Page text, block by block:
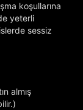
koşullarına
yeterli
sessiz
almış